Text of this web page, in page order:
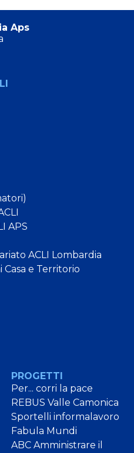
Aps
APS
ACLI Lombardia
Casa e Territorio
PROGETTI
Per... corri la pace
REBUS Valle Camonica
Sportelli informalavoro
Fabula Mundi
ABC Amministrare il